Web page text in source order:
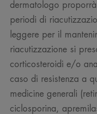
dermatologo
periodi di
leggere per il
riacutizzazione si
corticosteroidi e/o
caso di resistenza a
medicine generali
ciclosporina,